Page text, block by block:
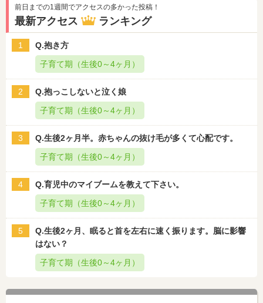
前日までの1週間でアクセスの多かった投稿！
最新アクセス ランキング
1
Q.抱き方
子育て期（生後0～4ヶ月）
2
Q.抱っこしないと泣く娘
子育て期（生後0～4ヶ月）
3
Q.生後2ヶ月半。赤ちゃんの抜け毛が多くて心配です。
子育て期（生後0～4ヶ月）
4
Q.育児中のマイブームを教えて下さい。
子育て期（生後0～4ヶ月）
5
Q.生後2ヶ月、眠ると首を左右に速く振ります。脳に影響
はない？
子育て期（生後0～4ヶ月）